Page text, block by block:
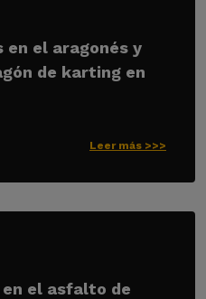
en el aragonés y
de karting en
Leer más >>>
el asfalto de